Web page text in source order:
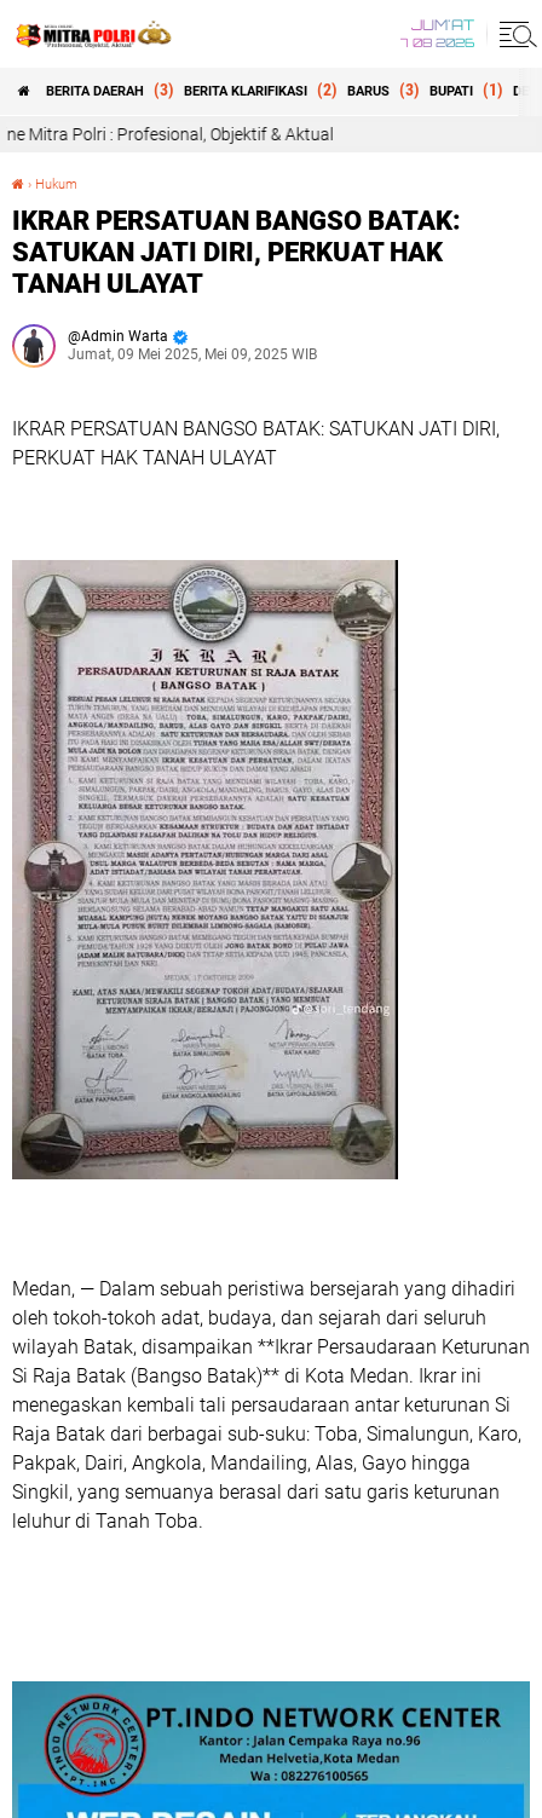
JUM'AT
7 08 2026
BERITA DAERAH (3) BERITA KLARIFIKASI (2) BARUS (3) BUPATI (1)
Objektif & Aktual
› Hukum
IKRAR PERSATUAN BANGSO BATAK:
SATUKAN JATI DIRI, PERKUAT HAK
TANAH ULAYAT
Admin Warta
Jumat, 09 Mei 2025, Mei 09, 2025 WIB
IKRAR PERSATUAN BANGSO BATAK: SATUKAN JATI DIRI,
PERKUAT HAK TANAH ULAYAT
Medan, — Dalam sebuah peristiwa bersejarah yang dihadiri
oleh tokoh-tokoh adat, budaya, dan sejarah dari seluruh
wilayah Batak, disampaikan **Ikrar Persaudaraan Keturunan
Si Raja Batak (Bangso Batak)** di Kota Medan. Ikrar ini
menegaskan kembali tali persaudaraan antar keturunan Si
Raja Batak dari berbagai sub-suku: Toba, Simalungun, Karo,
Pakpak, Dairi, Angkola, Mandailing, Alas, Gayo hingga
Singkil, yang semuanya berasal dari satu garis keturunan
leluhur di Tanah Toba.